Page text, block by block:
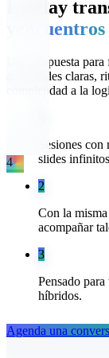
4
LitPlay
Una propuesta
actividades claras,
complejidad a la
Sesiones
slides
2
Con la
acompañar
3
Pensado
híbridos.
Agenda una